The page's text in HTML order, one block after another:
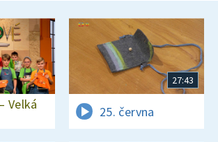
Velká
27:43
25. června